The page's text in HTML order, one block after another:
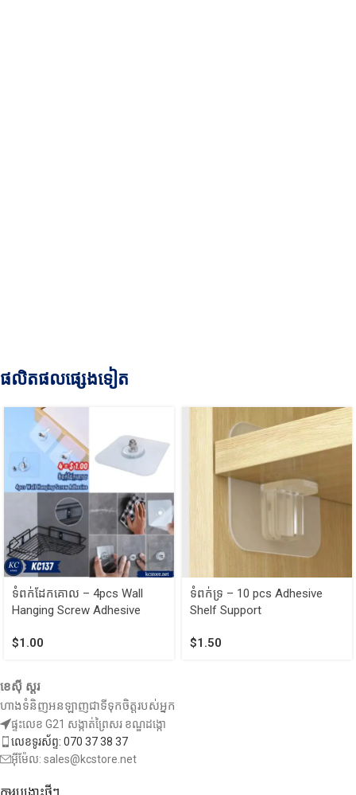
ផលិតផលផ្សេងទៀត
ទំពក់ដែកគោល – 4pcs Wall
Hanging Screw Adhesive
$1.00
ទំពក់ទ្រ – 10 pcs Adhesive
Shelf Support
$1.50
ខេស៊ី ស្តរ
ហាងទំនិញអនឡាញជាទីទុកចិត្តរបស់អ្នក
ផ្ទះលេខ G21 សង្កាត់ព្រៃសរ ខណ្ឌដង្កោ
លេខទូរស័ព្ទ: 070 37 38 37
អ៊ីម៉ែល: sales@kcstore.net